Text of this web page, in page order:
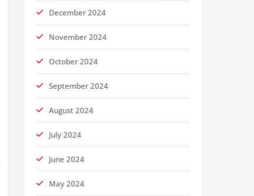
December 2024
November 2024
October 2024
September 2024
August 2024
July 2024
June 2024
May 2024